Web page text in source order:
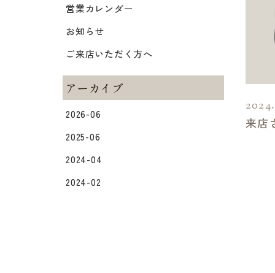
営業カレンダー
お知らせ
ご来店いただく方へ
アーカイブ
2026-06
2025-06
2024-04
2024-02
来店